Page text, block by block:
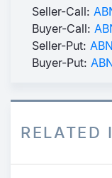
Seller-Call:
Buyer-Call:
Seller-Put:
Buyer-Put:
RELATED